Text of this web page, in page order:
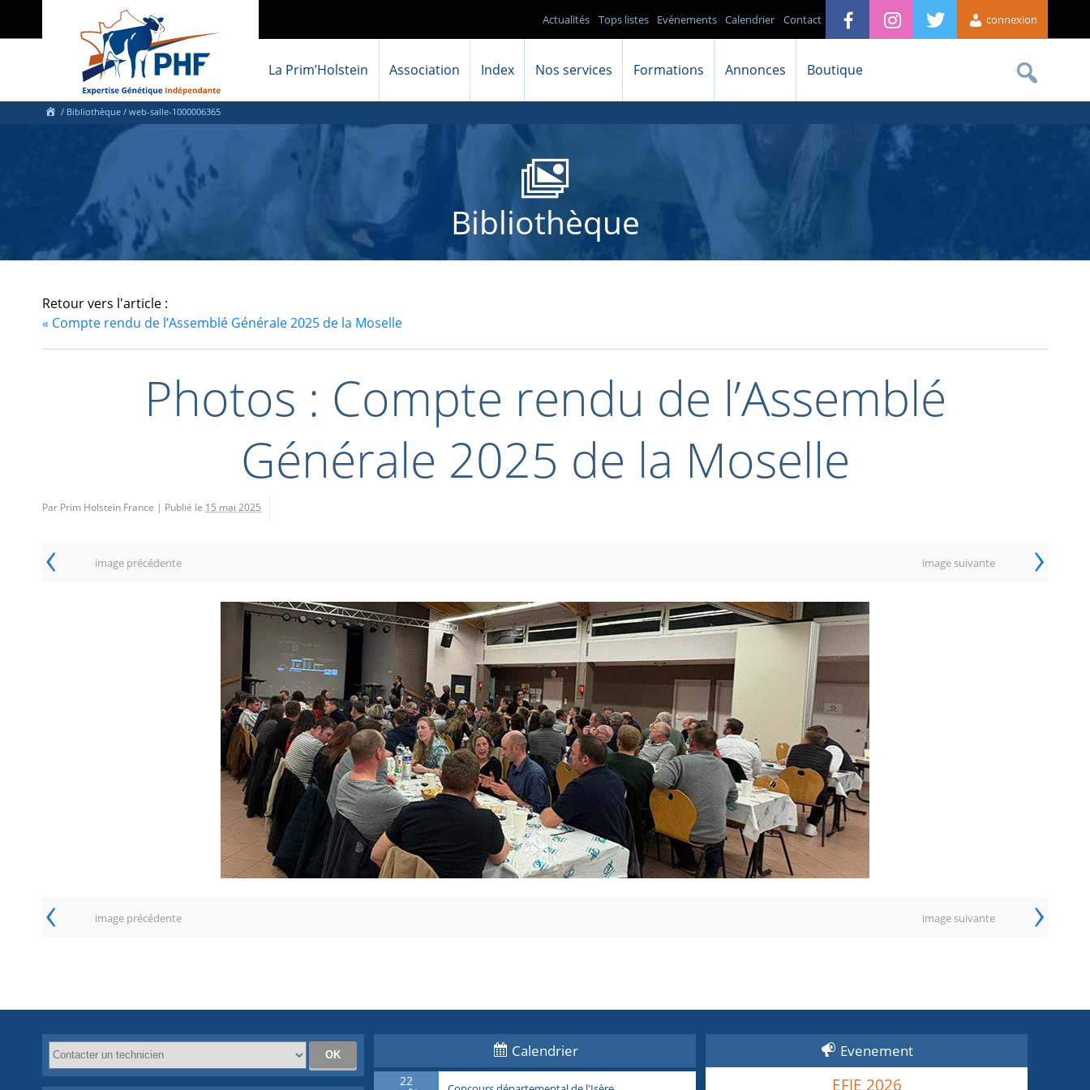
connexion
Contact
Calendrier
Evénements
Tops listes
Actualités
La Prim’Holstein Association Index Nos services Formations Annonces Boutique
/ Bibliothèque / web-salle-1000006365
Bibliothèque
Retour vers l'article :
« Compte rendu de l’Assemblé Générale 2025 de la Moselle
Photos : Compte rendu de l’Assemblé
Générale 2025 de la Moselle
Par Prim Holstein France | Publié le 15 mai 2025
‹ image précédente image suivante ›
‹ image précédente image suivante ›
Calendrier
22
Evenement
EFJE 2026